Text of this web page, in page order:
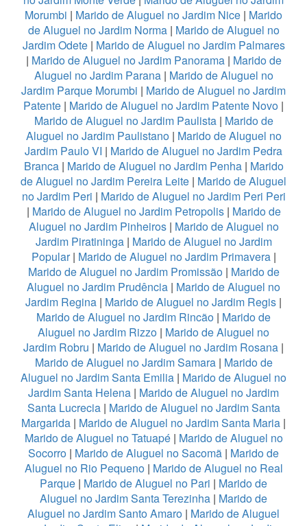
Morumbi | Marido de Aluguel no Jardim Nice | Marido
de Aluguel no Jardim Norma| Marido de Aluguel no
Jardim Odete| Marido de Aluguel no Jardim Palmares
| Marido de Aluguel no Jardim Panorama| Marido de
Aluguel no Jardim Parana| Marido de Aluguel no
Jardim Parque Morumbi | Marido de Aluguel no Jardim
Patente | Marido de Aluguel no Jardim Patente Novo |
Marido de Aluguel no Jardim Paulista| Marido de
Aluguel no Jardim Paulistano| Marido de Aluguel no
Jardim Paulo VI | Marido de Aluguel no Jardim Pedra
Branca| Marido de Aluguel no Jardim Penha| Marido
de Aluguel no Jardim Pereira Leite | Marido de Aluguel
no Jardim Peri | Marido de Aluguel no Jardim Peri Peri
| Marido de Aluguel no Jardim Petropolis| Marido de
Aluguel no Jardim Pinheiros| Marido de Aluguel no
Jardim Piratininga| Marido de Aluguel no Jardim
Popular| Marido de Aluguel no Jardim Primavera|
Marido de Aluguel no Jardim Promissão| Marido de
Aluguel no Jardim Prudência | Marido de Aluguel no
Jardim Regina | Marido de Aluguel no Jardim Regis |
Marido de Aluguel no Jardim Rincão | Marido de
Aluguel no Jardim Rizzo | Marido de Aluguel no
Jardim Robru | Marido de Aluguel no Jardim Rosana |
Marido de Aluguel no Jardim Samara| Marido de
Aluguel no Jardim Santa Emilia | Marido de Aluguel no
Jardim Santa Helena | Marido de Aluguel no Jardim
Santa Lucrecia| Marido de Aluguel no Jardim Santa
Margarida | Marido de Aluguel no Jardim Santa Maria |
Marido de Aluguel no Tatuapé| Marido de Aluguel no
Socorro | Marido de Aluguel no Sacomã | Marido de
Aluguel no Rio Pequeno| Marido de Aluguel no Real
Parque | Marido de Aluguel no Pari | Marido de
Aluguel no Jardim Santa Terezinha | Marido de
Aluguel no Jardim Santo Amaro | Marido de Aluguel